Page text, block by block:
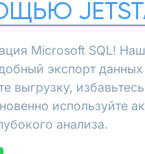
Microsoft SQL!
экспорт
выгрузку,
используйте
анализа.